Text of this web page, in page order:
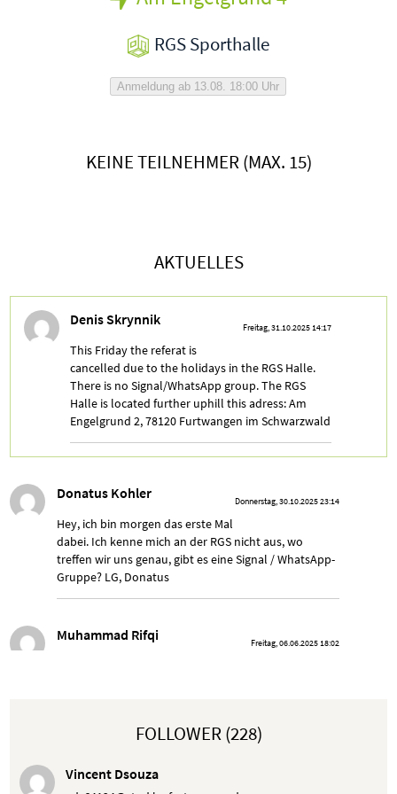
RGS Sporthalle
Anmeldung ab 13.08. 18:00 Uhr
KEINE TEILNEHMER (MAX. 15)
AKTUELLES
Denis Skrynnik Freitag, 31.10.2025 14:17
This Friday the referat is
cancelled due to the holidays in the RGS Halle.
There is no Signal/WhatsApp group. The RGS
Halle is located further uphill this adress: Am
Engelgrund 2, 78120 Furtwangen im Schwarzwald
Donatus Kohler Donnerstag, 30.10.2025 23:14
Hey, ich bin morgen das erste Mal
dabei. Ich kenne mich an der RGS nicht aus, wo
treffen wir uns genau, gibt es eine Signal / WhatsApp-
Gruppe? LG, Donatus
Muhammad Rifqi Freitag, 06.06.2025 18:02
Freitag, 02.05.2025 16:28
FOLLOWER (228)
Vincent Dsouza